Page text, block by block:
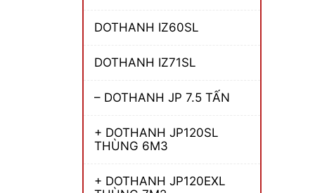
DOTHANH IZ60SL
DOTHANH IZ71SL
– DOTHANH JP 7.5 TẤN
+ DOTHANH JP120SL
THÙNG 6M3
+ DOTHANH JP120EXL